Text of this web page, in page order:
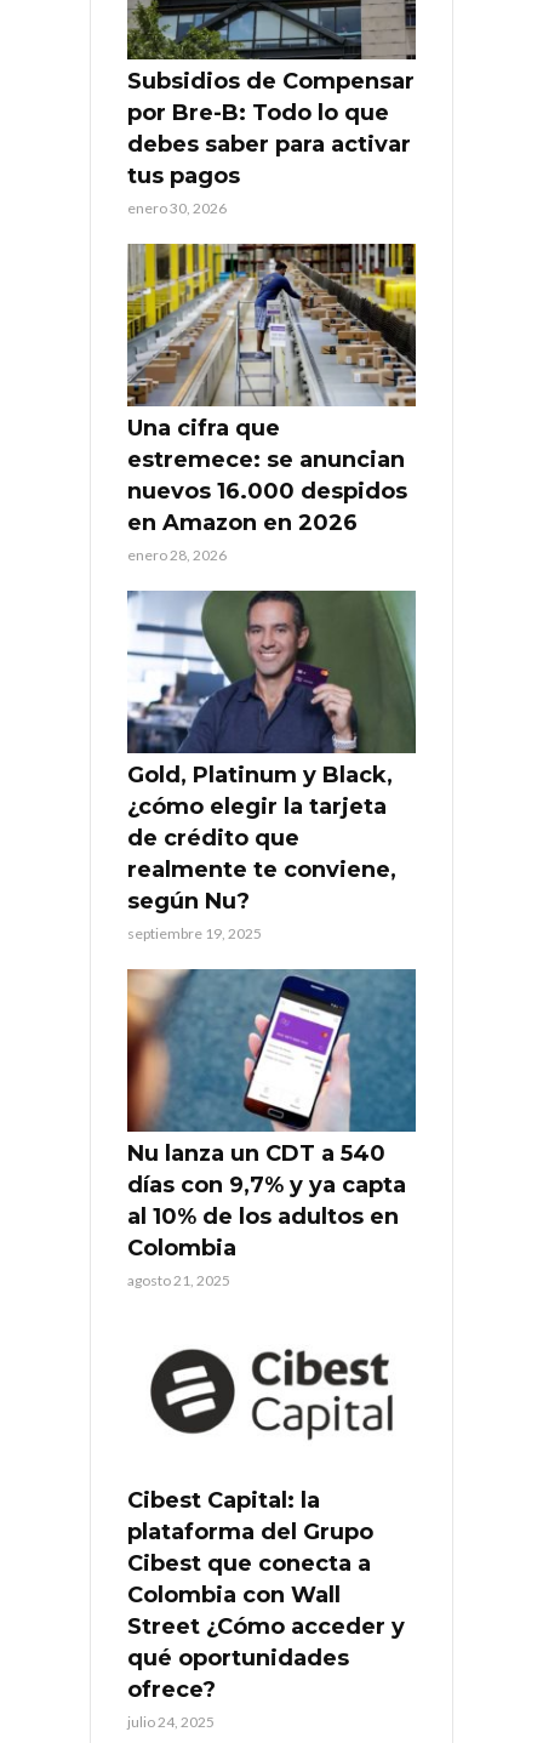
Subsidios de Compensar
por Bre-B: Todo lo que
debes saber para activar
tus pagos
enero 30, 2026
Una cifra que
estremece: se anuncian
nuevos 16.000 despidos
en Amazon en 2026
enero 28, 2026
Gold, Platinum y Black,
¿cómo elegir la tarjeta
de crédito que
realmente te conviene,
según Nu?
septiembre 19, 2025
Nu lanza un CDT a 540
días con 9,7% y ya capta
al 10% de los adultos en
Colombia
agosto 21, 2025
Cibest Capital: la
plataforma del Grupo
Cibest que conecta a
Colombia con Wall
Street ¿Cómo acceder y
qué oportunidades
ofrece?
julio 24, 2025